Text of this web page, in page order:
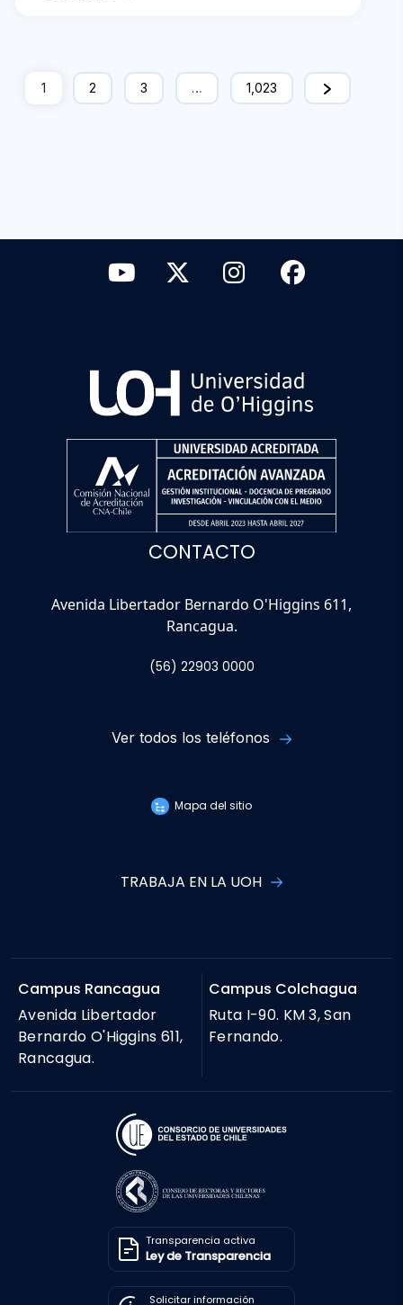
1 2 3 … 1,023
CONTACTO
Avenida Libertador Bernardo O'Higgins 611,
Rancagua.
(56) 22903 0000
Ver todos los teléfonos
Mapa del sitio
TRABAJA EN LA UOH
Campus Rancagua
Avenida Libertador
Bernardo O'Higgins 611,
Rancagua.
Campus Colchagua
Ruta I-90. KM 3, San
Fernando.
Transparencia activa
Ley de Transparencia
Solicitar información